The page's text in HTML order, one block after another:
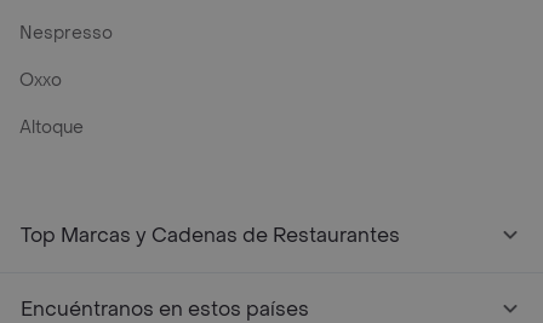
Nespresso
Oxxo
Altoque
Top Marcas y Cadenas de Restaurantes
Encuéntranos en estos países